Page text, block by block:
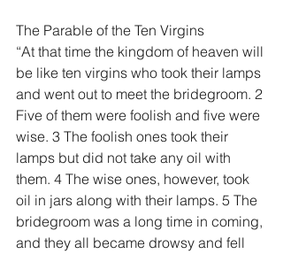
The Parable of the Ten Virgins
“At that time the kingdom of heaven will
be like ten virgins who took their lamps
and went out to meet the bridegroom. 2
Five of them were foolish and five were
wise. 3 The foolish ones took their
lamps but did not take any oil with
them. 4 The wise ones, however, took
oil in jars along with their lamps. 5 The
bridegroom was a long time in coming,
and they all became drowsy and fell